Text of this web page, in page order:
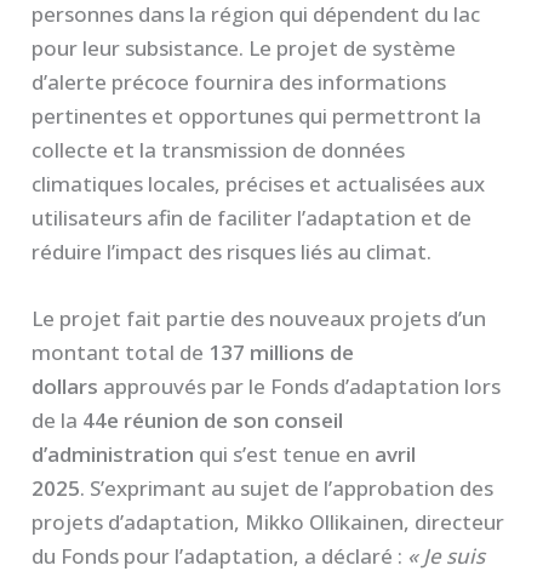
personnes dans la région qui dépendent du lac
pour leur subsistance. Le projet de système
d’alerte précoce fournira des informations
pertinentes et opportunes qui permettront la
collecte et la transmission de données
climatiques locales, précises et actualisées aux
utilisateurs afin de faciliter l’adaptation et de
réduire l’impact des risques liés au climat.
Le projet fait partie des nouveaux projets d’un
montant total de 137 millions de
dollars approuvés par le Fonds d’adaptation lors
de la 44e réunion de son conseil
d’administration qui s’est tenue en avril
2025. S’exprimant au sujet de l’approbation des
projets d’adaptation, Mikko Ollikainen, directeur
du Fonds pour l’adaptation, a déclaré : « Je suis